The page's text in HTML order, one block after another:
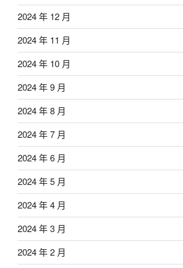
2024 年 12 月
2024 年 11 月
2024 年 10 月
2024 年 9 月
2024 年 8 月
2024 年 7 月
2024 年 6 月
2024 年 5 月
2024 年 4 月
2024 年 3 月
2024 年 2 月